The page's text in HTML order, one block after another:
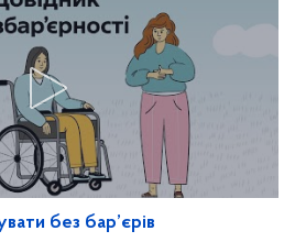
без бар’єрів